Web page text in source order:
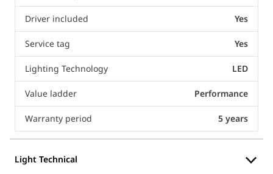
Driver included Yes
Service tag Yes
Lighting Technology LED
Value ladder Performance
Warranty period 5 years
Light Technical